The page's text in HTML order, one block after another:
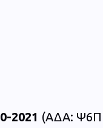
2021 (ΑΔΑ: